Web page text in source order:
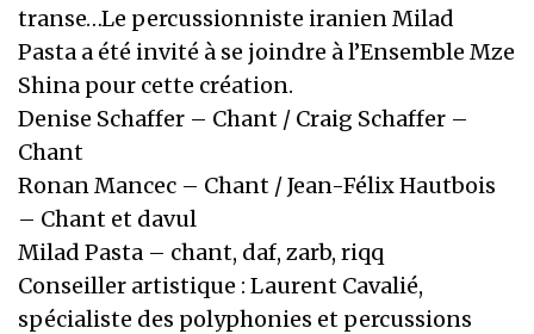
transe…Le percussionniste iranien Milad
Pasta a été invité à se joindre à l’Ensemble Mze
Shina pour cette création.
Denise Schaffer – Chant / Craig Schaffer –
Chant
Ronan Mancec – Chant / Jean-Félix Hautbois
– Chant et davul
Milad Pasta – chant, daf, zarb, riqq
Conseiller artistique : Laurent Cavalié,
spécialiste des polyphonies et percussions